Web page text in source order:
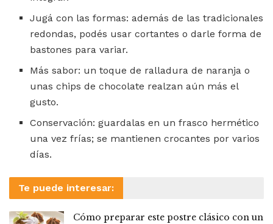
Jugá con las formas: además de las tradicionales
redondas, podés usar cortantes o darle forma de
bastones para variar.
Más sabor: un toque de ralladura de naranja o
unas chips de chocolate realzan aún más el
gusto.
Conservación: guardalas en un frasco hermético
una vez frías; se mantienen crocantes por varios
días.
Te puede interesar:
Cómo preparar este postre clásico con un